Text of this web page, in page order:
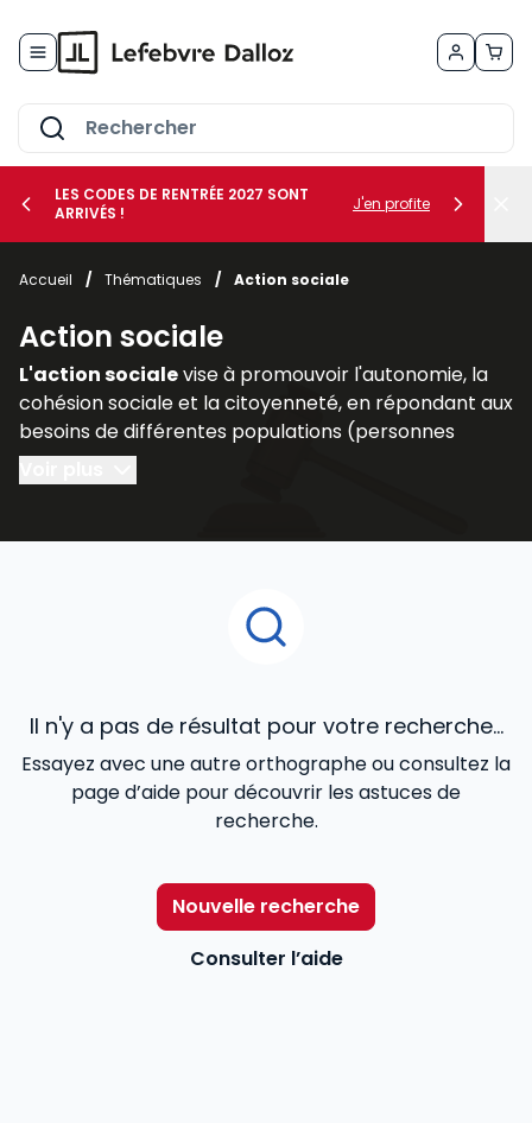
le sous-menu Vos métiers
le sous-menu Vos besoins
LES CODES DE RENTRÉE 2027 SONT
ARRIVÉS !
J'en profite
Accueil / Thématiques / Action sociale
Action sociale
L'action socialevise à promouvoir l'autonomie, la
cohésion sociale et la citoyenneté, en répondant aux
besoins de différentes populations (personnes
handicapées, personnes âgées, familles
vulnérables).
Pour aider les professionnels du secteur –
mieux remplir leurs missions,
accompagne avec une information utile et
temps réel, des exemples de bonnes pratiques…
Il n'y a pas de résultat pour votre recherche...
Essayez avec une autre orthographe ou consultez la
page d’aide pour découvrir les astuces de
recherche.
Nouvelle recherche
Consulter l’aide